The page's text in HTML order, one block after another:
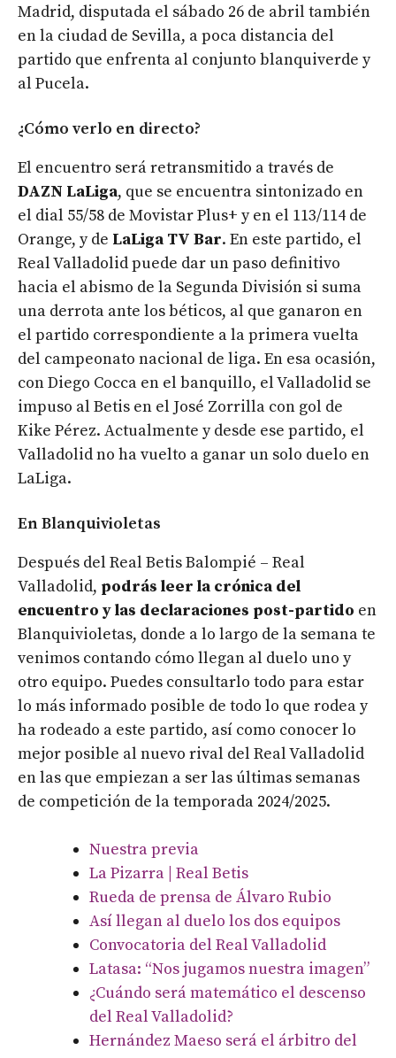
Madrid, disputada el sábado 26 de abril también
en la ciudad de Sevilla, a poca distancia del
partido que enfrenta al conjunto blanquiverde y
al Pucela.
¿Cómo verlo en directo?
El encuentro será retransmitido a través de
DAZN LaLiga, que se encuentra sintonizado en
el dial 55/58 de Movistar Plus+ y en el 113/114 de
Orange, y de LaLiga TV Bar. En este partido, el
Real Valladolid puede dar un paso definitivo
hacia el abismo de la Segunda División si suma
una derrota ante los béticos, al que ganaron en
el partido correspondiente a la primera vuelta
del campeonato nacional de liga. En esa ocasión,
con Diego Cocca en el banquillo, el Valladolid se
impuso al Betis en el José Zorrilla con gol de
Kike Pérez. Actualmente y desde ese partido, el
Valladolid no ha vuelto a ganar un solo duelo en
LaLiga.
En Blanquivioletas
Después del Real Betis Balompié – Real
Valladolid, podrás leer la crónica del
encuentro y las declaraciones post-partido en
Blanquivioletas, donde a lo largo de la semana te
venimos contando cómo llegan al duelo uno y
otro equipo. Puedes consultarlo todo para estar
lo más informado posible de todo lo que rodea y
ha rodeado a este partido, así como conocer lo
mejor posible al nuevo rival del Real Valladolid
en las que empiezan a ser las últimas semanas
de competición de la temporada 2024/2025.
Nuestra previa
La Pizarra | Real Betis
Rueda de prensa de Álvaro Rubio
Así llegan al duelo los dos equipos
Convocatoria del Real Valladolid
Latasa: “Nos jugamos nuestra imagen”
¿Cuándo será matemático el descenso
del Real Valladolid?
Hernández Maeso será el árbitro del